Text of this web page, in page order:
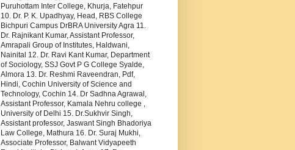
Puruhottam Inter College, Khurja, Fatehpur
10. Dr. P. K. Upadhyay, Head, RBS College
Bichpuri Campus DrBRA University Agra 11.
Dr. Rajnikant Kumar, Assistant Professor,
Amrapali Group of Institutes, Haldwani,
Nainital 12. Dr. Ravi Kant Kumar, Department
of Sociology, SSJ Govt P G College Syalde,
Almora 13. Dr. Reshmi Raveendran, Pdf,
Hindi, Cochin University of Science and
Technology, Cochin 14. Dr Sadhna Agrawal,
Assistant Professor, Kamala Nehru college ,
University of Delhi 15. Dr.Sukhvir Singh,
Assistant professor, Jaswant Singh Bhadoriya
Law College, Mathura 16. Dr. Suraj Mukhi,
Associate Professor, Balwant Vidyapeeth